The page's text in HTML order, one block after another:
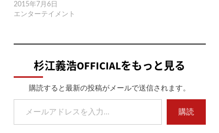
2015年7月6日
エンターテイメント
杉江義浩OFFICIALをもっと見る
購読すると最新の投稿がメールで送信されます。
メールアドレスを入力...
購読